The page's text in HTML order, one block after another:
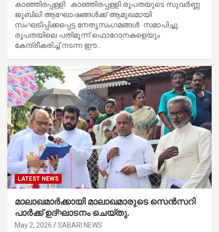
കാഞ്ഞിരപ്പള്ളി: കാഞ്ഞിരപ്പള്ളി രൂപതയുടെ സുവർണ്ണ
ജൂബിലി ആഘോഷങ്ങൾക്ക് ആമുഖമായി
സംഘടിപ്പിക്കപ്പെട്ട നേതൃസംഗമങ്ങൾ സമാപിച്ചു.
രൂപതയിലെ പതിമൂന്ന് ഫൊറോനകളെയും
കേന്ദ്രീകരിച്ച് നടന്ന ഈ…
LATEST NEWS
മാലാഖമാർക്കായി മാലാഖമാരുടെ സെൻസറി
പാർക്ക് ഉദ്ഘാടനം ചെയ്തു.
May 2, 2026 SABARI NEWS